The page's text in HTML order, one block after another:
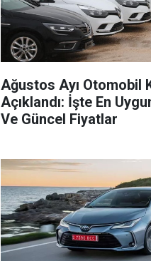
Ağustos Ayı Otomobil
Açıklandı: İşte En
Ve Güncel Fiyatlar